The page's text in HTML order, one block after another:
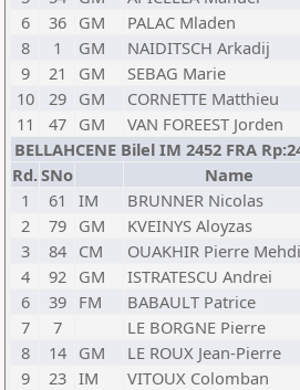
6
36 GM PALAC Mladen
8
1 GM NAIDITSCH Arkadij
9
21 GM SEBAG Marie
10
29 GM CORNETTE Matthieu
11
47 GM VAN FOREEST Jorden
BELLAHCENE Bilel IM 2452 FRA
Rd.SNo Name
1
61 IM BRUNNER Nicolas
2
79 GM KVEINYS Aloyzas
3
84 CM OUAKHIR Pierre Mehdi
4
92 GM ISTRATESCU Andrei
6
39 FM BABAULT Patrice
7
7 LE BORGNE Pierre
8
14 GM LE ROUX Jean-Pierre
9
23 IM VITOUX Colomban